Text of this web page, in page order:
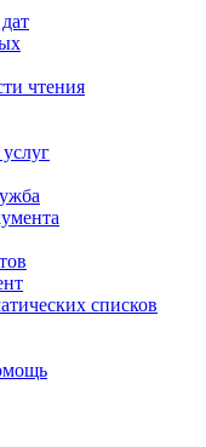
чтения
списков